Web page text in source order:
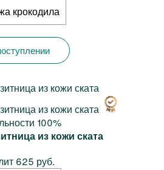
крокодила
100%
из кожи ската
625 руб.